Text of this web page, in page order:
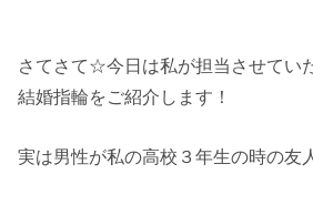
さてさて☆今日は私が担当させてい
結婚指輪をご紹介します！
実は男性が私の高校３年生の時の友